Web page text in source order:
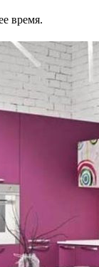
время.